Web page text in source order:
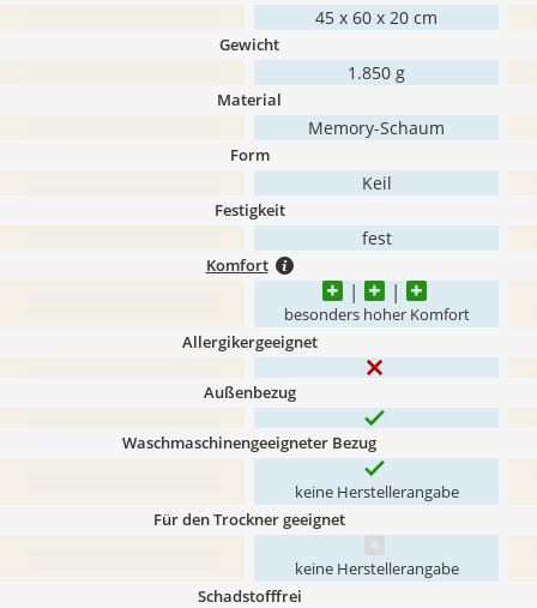
45 x 60 x 20 cm
Gewicht
1.850 g
Material
Memory-Schaum
Form
Keil
Festigkeit
fest
Komfort
besonders hoher Komfort
Allergikergeeignet
Außenbezug
Waschmaschinengeeigneter Bezug
keine Herstellerangabe
Für den Trockner geeignet
keine Herstellerangabe
Schadstofffrei